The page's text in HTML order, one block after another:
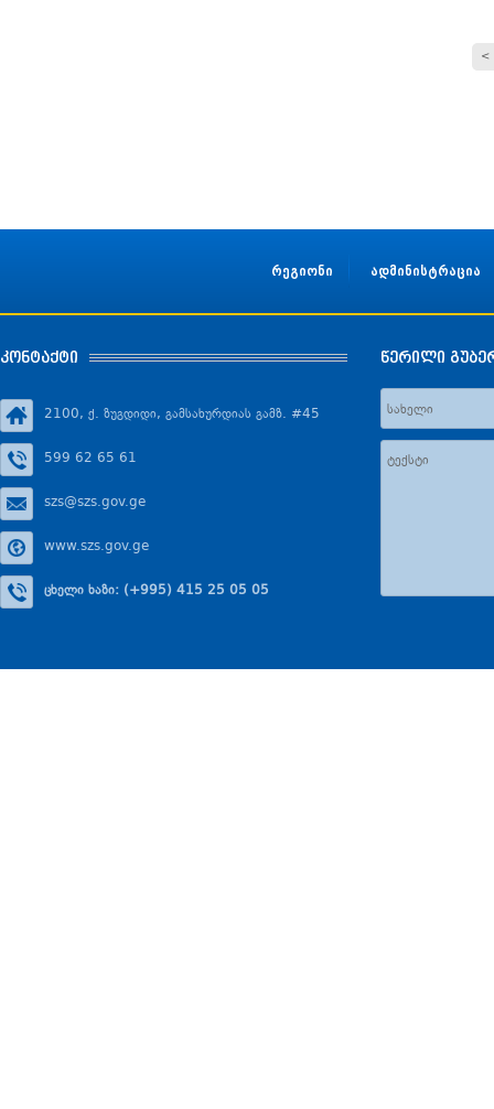
<
რეგიონი ადმინისტრაცია
კონტაქტი
2100, ქ. ზუგდიდი, გამსახურდიას გამზ. #45
599 62 65 61
szs@szs.gov.ge
www.szs.gov.ge
ცხელი ხაზი: (+995) 415 25 05 05
წერილი